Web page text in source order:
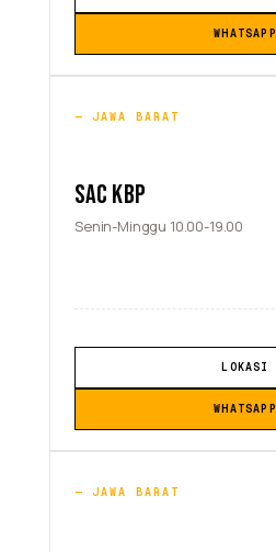
WHATSAPP
JAWA BARAT
SAC KBP
Senin-Minggu 10.00-19.00
LOKASI
WHATSAPP
JAWA BARAT